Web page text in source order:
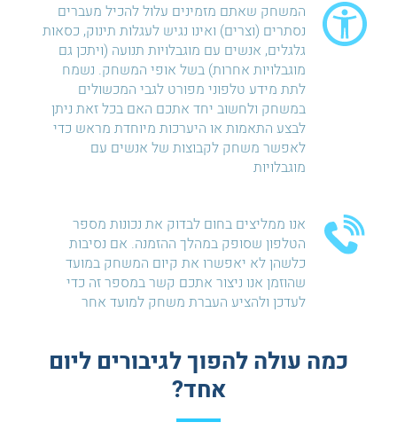
המשחק שאתם מזמינים עלול להכיל מעברים
נסתרים (וצרים) ואינו נגיש לעגלות תינוק, כסאות
גלגלים, אנשים עם מוגבלויות תנועה (ויתכן גם
מוגבלויות אחרות) בשל אופי המשחק. נשמח
לתת מידע טלפוני מפורט לגבי המכשולים
במשחק ולחשוב יחד אתכם האם בכל זאת ניתן
לבצע התאמות או היערכות מיוחדת מראש כדי
לאפשר משחק לקבוצות של אנשים עם
מוגבלויות
אנו ממליצים בחום לבדוק את נכונות מספר
הטלפון שסופק במהלך ההזמנה. אם נסיבות
כלשהן לא יאפשרו את קיום המשחק במועד
שהוזמן אנו ניצור אתכם קשר במספר זה כדי
לעדכן ולהציע העברת משחק למועד אחר
כמה עולה להפוך לגיבורים ליום
אחד?